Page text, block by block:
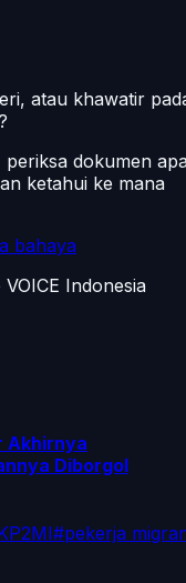
atau khawatir
periksa dokumen
ketahui ke mana
bahaya
Indonesia
Akhirnya
Diborgol
#pekerja